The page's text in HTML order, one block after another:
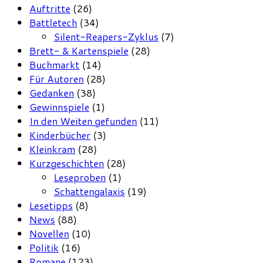
Auftritte (26)
Battletech (34)
Silent-Reapers-Zyklus (7)
Brett- & Kartenspiele (28)
Buchmarkt (14)
Für Autoren (28)
Gedanken (38)
Gewinnspiele (1)
In den Weiten gefunden (11)
Kinderbücher (3)
Kleinkram (28)
Kurzgeschichten (28)
Leseproben (1)
Schattengalaxis (19)
Lesetipps (8)
News (88)
Novellen (10)
Politik (16)